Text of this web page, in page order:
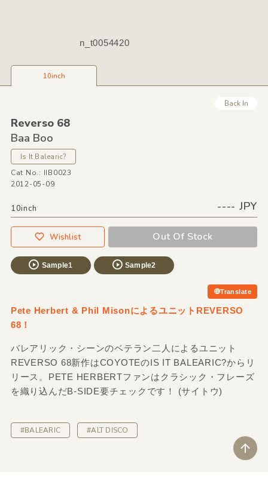
n_t0054420
10inch
Back In
Reverso 68
Baa Boo
Is It Balearic?
Cat No.: IIB0023
2012-05-09
10inch ---- JPY
Wishlist Out Of Stock
Sample1 Sample2
Translate
Pete Herbert & Phil MisonによるユニットREVERSO
68！
バレアリック・シーンのベテラン二人によるユニット
REVERSO 68新作はCOYOTEのIS IT BALEARIC?からリ
リース。PETE HERBERTファンはクラシック・フレーズ
を織り込んだB-SIDE要チェックです！ (サイトウ)
#BALEARIC #ALT DISCO